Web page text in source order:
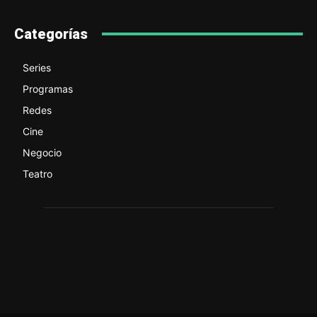
Categorías
Series
Programas
Redes
Cine
Negocio
Teatro